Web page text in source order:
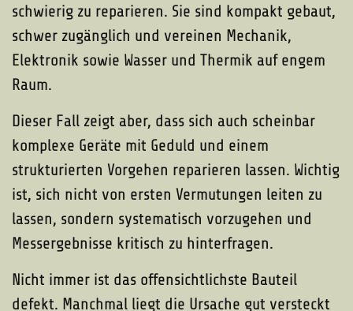
schwierig zu reparieren. Sie sind kompakt gebaut,
schwer zugänglich und vereinen Mechanik,
Elektronik sowie Wasser und Thermik auf engem
Raum.
Dieser Fall zeigt aber, dass sich auch scheinbar
komplexe Geräte mit Geduld und einem
strukturierten Vorgehen reparieren lassen. Wichtig
ist, sich nicht von ersten Vermutungen leiten zu
lassen, sondern systematisch vorzugehen und
Messergebnisse kritisch zu hinterfragen.
Nicht immer ist das offensichtlichste Bauteil
defekt. Manchmal liegt die Ursache gut versteckt